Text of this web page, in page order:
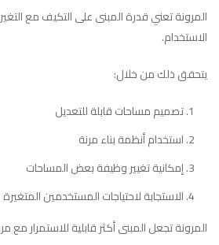
المرونة تعني قدرة المبنى على التكيف مع
الاستخدام.
يتحقق ذلك من خلال:
تصميم مساحات قابلة للتعديل
استخدام أنظمة بناء مرنة
إمكانية تغيير وظيفة بعض المساحات
الاستجابة لاحتياجات المستخدمين المتغيرة
المرونة تجعل المبنى أكثر قابلية للاستمرار مع